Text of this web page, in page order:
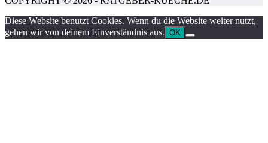
Diese Website benutzt Cookies. Wenn du die Website weiter nutzt,
gehen wir von deinem Einverständnis aus. OK